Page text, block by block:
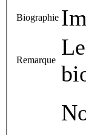
Biographie
Remarque